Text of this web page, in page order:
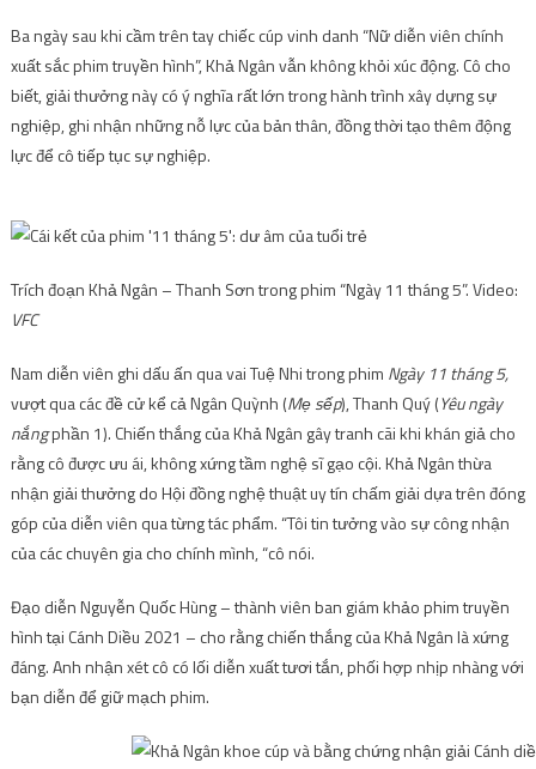
Ba ngày sau khi cầm trên tay chiếc cúp vinh danh “Nữ diễn viên chính
xuất sắc phim truyền hình”, Khả Ngân vẫn không khỏi xúc động. Cô cho
biết, giải thưởng này có ý nghĩa rất lớn trong hành trình xây dựng sự
nghiệp, ghi nhận những nỗ lực của bản thân, đồng thời tạo thêm động
lực để cô tiếp tục sự nghiệp.
Trích đoạn Khả Ngân – Thanh Sơn trong phim “Ngày 11 tháng 5”. Video:
VFC
Nam diễn viên ghi dấu ấn qua vai Tuệ Nhi trong phim Ngày 11 tháng 5,
vượt qua các đề cử kể cả Ngân Quỳnh (Mẹ sếp), Thanh Quý (Yêu ngày
nắngphần 1). Chiến thắng của Khả Ngân gây tranh cãi khi khán giả cho
rằng cô được ưu ái, không xứng tầm nghệ sĩ gạo cội. Khả Ngân thừa
nhận giải thưởng do Hội đồng nghệ thuật uy tín chấm giải dựa trên đóng
góp của diễn viên qua từng tác phẩm. “Tôi tin tưởng vào sự công nhận
của các chuyên giacho chính mình, “cô nói.
Đạo diễn Nguyễn Quốc Hùng – thành viên ban giám khảo phim truyền
hình tại Cánh Diều 2021 – cho rằng chiến thắng của Khả Ngân là xứng
đáng. Anh nhận xét cô có lối diễn xuất tươi tắn, phối hợp nhịp nhàng với
bạn diễn để giữ mạch phim.